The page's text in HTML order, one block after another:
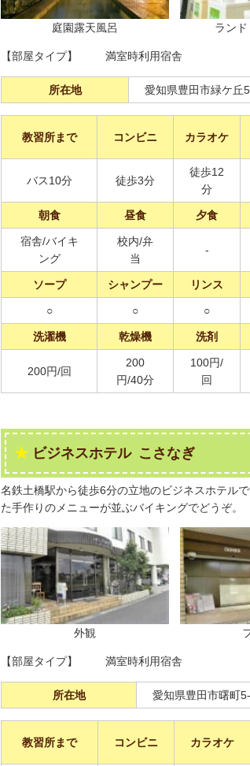
庭園露天風呂 ラン
【部屋タイプ】 満室時利用宿舎
所在地 愛知県豊田市緑ケ丘
教習所まで コンビニ カラオケ
バス10分 徒歩3分
徒歩12
分
朝食 昼食 夕食
宿舎/バイキ
ング
校内/弁
当
-
ソープ シャンプー リンス
○ ○ ○
洗濯機 乾燥機 洗剤
200円/回
200
円/40分
100円/
回
ビジネスホテル こさなぎ
名鉄土橋駅から徒歩6分の立地のビジネスホテル
た手作りのメニューが並ぶバイキングでどうぞ。
外観
【部屋タイプ】 満室時利用宿舎
所在地 愛知県豊田市曙町
教習所まで コンビニ カラオケ